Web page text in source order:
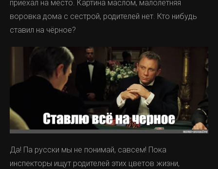
приехал на место. Картина маслом, малолетняя
воровка дома с сестрой, родителей нет. Кто нибудь
ставил на чёрное?
Да! Па русски мы не понимай, савсем! Пока
инспекторы ищут родителей этих цветов жизни,